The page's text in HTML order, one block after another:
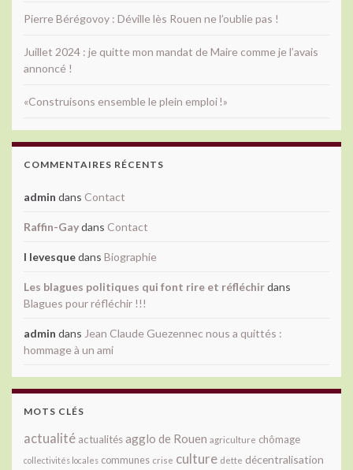
Pierre Bérégovoy : Déville lès Rouen ne l’oublie pas !
Juillet 2024 : je quitte mon mandat de Maire comme je l’avais
annoncé !
«Construisons ensemble le plein emploi !»
COMMENTAIRES RÉCENTS
admin dans Contact
Raffin-Gaydans Contact
l levesquedans Biographie
Les blagues politiques qui font rire et réfléchirdans
Blagues pour réfléchir !!!
admin dans Jean Claude Guezennec nous a quittés :
hommage à un ami
MOTS CLÉS
actualité actualitésagglo de Rouen agriculture chômage
collectivités locales communes crise culture dette décentralisation